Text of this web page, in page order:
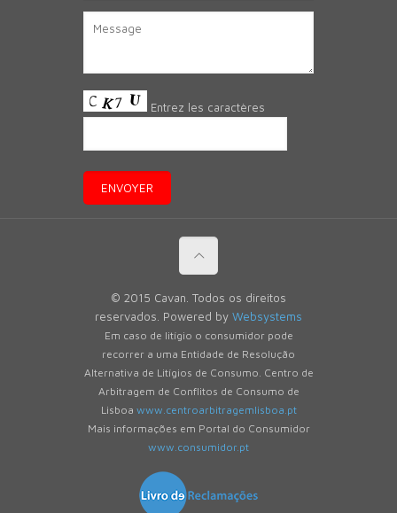
Entrez les caractères
© 2015 Cavan. Todos os direitos
reservados. Powered by Websystems
Em caso de litígio o consumidor pode
recorrer a uma Entidade de Resolução
Alternativa de Litígios de Consumo. Centro de
Arbitragem de Conflitos de Consumo de
Lisboa www.centroarbitragemlisboa.pt
Mais informações em Portal do Consumidor
www.consumidor.pt